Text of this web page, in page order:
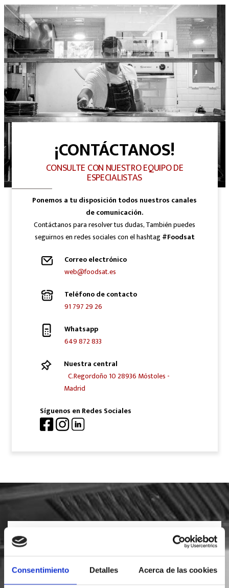
Consentimiento Detalles Acerca de las cookies
¡CONTÁCTANOS!
CONSULTE CON NUESTRO EQUIPO DE
ESPECIALISTAS
Ponemos a tu disposición todos nuestros canales
de comunicación.
Contáctanos para resolver tus dudas, También puedes
seguirnos en redes sociales con el hashtag#Foodsat
Correo electrónico
web@foodsat.es
Teléfono de contacto
91 797 29 26
Whatsapp
649 872 833
Nuestra central
C.Regordoño 10 28936 Móstoles -
Madrid
Síguenos en Redes Sociales
SOLICITA INFORMACIÓN